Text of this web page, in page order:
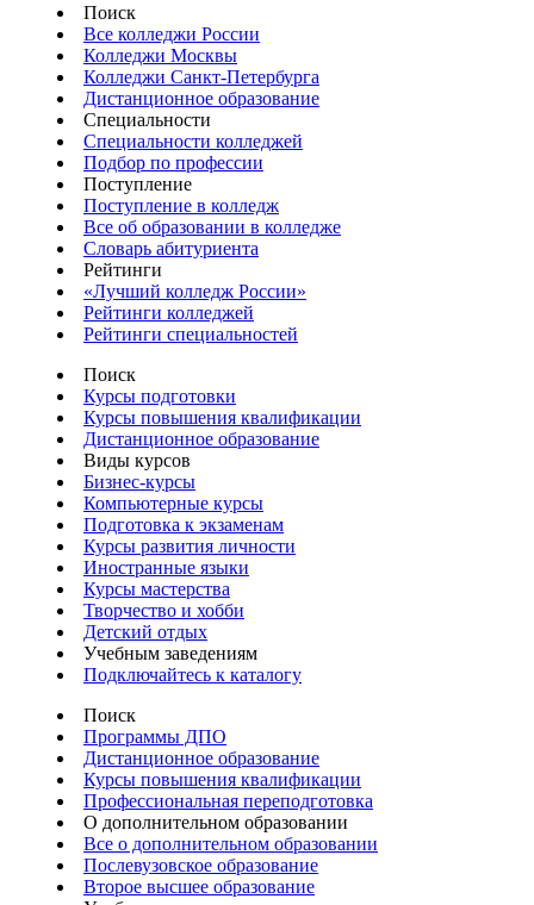
Поиск
Все колледжи России
Колледжи Москвы
Колледжи Санкт-Петербурга
Дистанционное образование
Специальности
Специальности колледжей
Подбор по профессии
Поступление
Поступление в колледж
Все об образовании в колледже
Словарь абитуриента
Рейтинги
«Лучший колледж России»
Рейтинги колледжей
Рейтинги специальностей
Поиск
Курсы подготовки
Курсы повышения квалификации
Дистанционное образование
Виды курсов
Бизнес-курсы
Компьютерные курсы
Подготовка к экзаменам
Курсы развития личности
Иностранные языки
Курсы мастерства
Творчество и хобби
Детский отдых
Учебным заведениям
Подключайтесь к каталогу
Поиск
Программы ДПО
Дистанционное образование
Курсы повышения квалификации
Профессиональная переподготовка
О дополнительном образовании
Все о дополнительном образовании
Послевузовское образование
Второе высшее образование